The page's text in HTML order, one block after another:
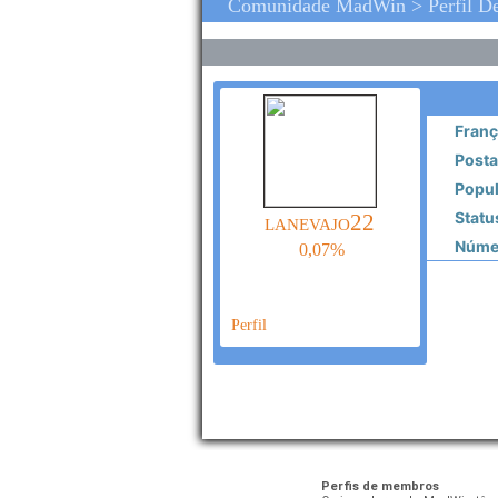
Comunidade MadWin > Perfil
lanevajo22
0,07%
Perfil
Perfis de membros